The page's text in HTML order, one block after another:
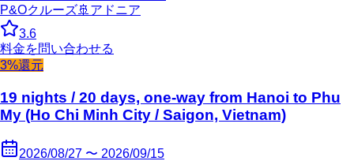
P&Oクルーズ🚢 アドニア
3.6
料金を問い合わせる
3%還元
19 nights / 20 days, one-way from Hanoi to Phu
My (Ho Chi Minh City / Saigon, Vietnam)
2026/08/27 〜 2026/09/15